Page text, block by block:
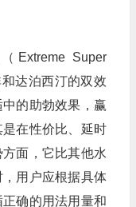
Extreme Super
达泊西汀的双效
的助勃效果，赢
在性价比、延时
面，它比其他水
用户应根据具体
确的用法用量和